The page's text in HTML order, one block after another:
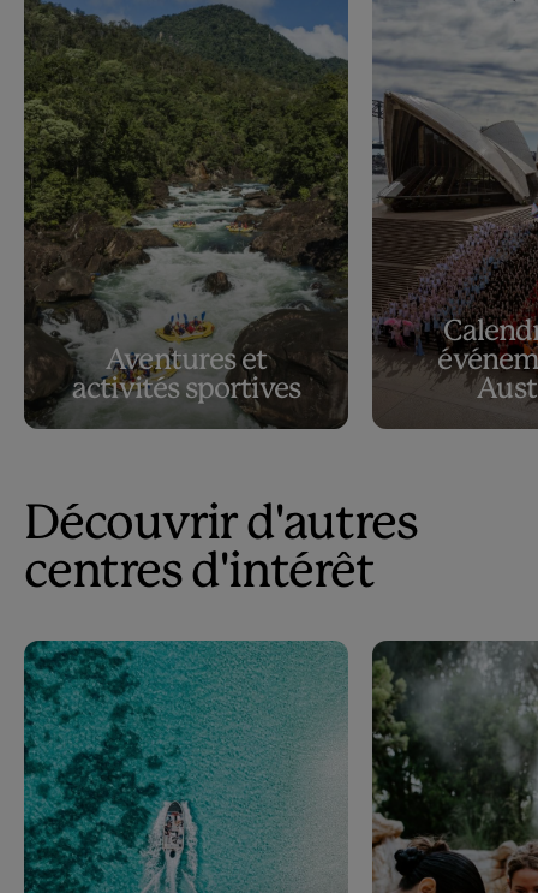
Aventures et
activités sportives
Découvrir d'autres
centres d'intérêt